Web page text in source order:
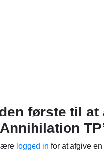
første til at
logged in for at afgive